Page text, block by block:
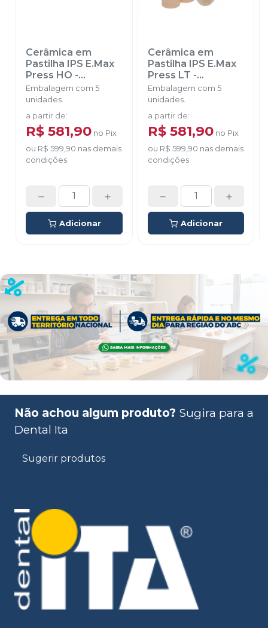
Cerâmica em
Pastilha IPS E.Max
Press HO -
IVOCLAR
Embalagem com 5
unidades.
a partir de:
R$ 581,90 no Pix
ou R$ 599,90 nas demais
condições
Adicionar
Cerâmica em
Pastilha IPS E.Max
Press LT -
IVOCLAR
Embalagem com 5
unidades.
a partir de:
R$ 581,90 no Pix
ou R$ 599,90 nas demais
condições
Adicionar
Não achou algum produto? Sugira para a
Dental Ita
Sugerir produtos